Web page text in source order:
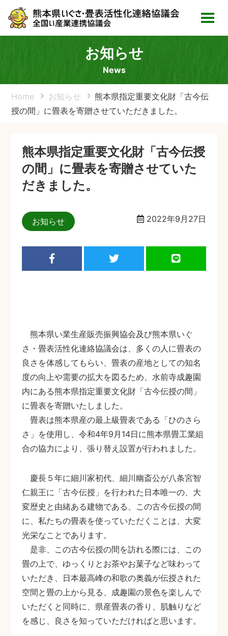
お知らせ
News
Home お知らせ
熊本県指定重要文化財「古今伝
授の間」に畳表を寄贈させていただきました。
熊本県指定重要文化財「古今伝授
の間」に畳表を寄贈させていた
だきました。
お知らせ 2022年9月27日
熊本県い業生産販売振興協会及び熊本県いぐ
さ・畳表活性化連絡協議会は、多くの人に畳表の
良さを体感してもらい、畳表の産地としての知名
度の向上や需要の拡大を図るため、水前寺成趣園
内にある熊本県指定重要文化財「古今伝授の間」
に畳表を寄贈いたしました。
畳表は熊本県産の最上級畳表である「ひのさら
さ」を使用し、令和4年9月14日に熊本県畳工業組
合の協力により、張り替え設置が行われました。
慶長５年に細川家初代、細川幽斎公が八条宮智
仁親王に「古今伝授」を行われた日本唯一の、大
変歴史と由緒ある建物である、この古今伝授の間
に、私たちの畳表を使っていただくことは、大変
光栄なことであります。
是非、この古今伝授の間を訪れる際には、この
畳の上で、ゆっくりとお茶やお菓子など味わって
いただき、日本最高峰の和歌の奥義が伝授された
空間と畳の上から見る、成趣園の景色を楽しんで
いただくと同時に、県産畳表の香り、肌触りなど
を感じ、良さを知っていただければと思います。